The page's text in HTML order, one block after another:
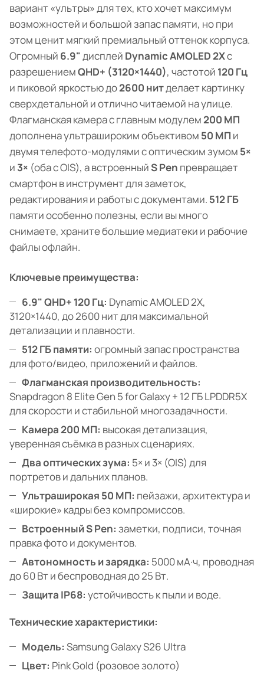
вариант «ультры» для тех, кто хочет максимум
возможностей и большой запас памяти, но при
этом ценит мягкий премиальный оттенок корпуса.
Огромный 6.9"дисплей Dynamic AMOLED 2Xс
разрешениемQHD+ (3120×1440), частотой 120 Гц
и пиковой яркостью до2600 нитделает картинку
сверхдетальной и отлично читаемой на улице.
Флагманская камера с главным модулем200 МП
дополнена ультрашироким объективом 50 МП и
двумя телефото-модулями с оптическим зумом 5×
и 3× (оба с OIS), а встроенныйS Pen превращает
смартфон в инструмент для заметок,
редактирования и работы с документами. 512 ГБ
памяти особенно полезны, если вы много
снимаете, храните большие медиатеки и рабочие
файлы офлайн.
Ключевые преимущества:
6.9" QHD+ 120 Гц: Dynamic AMOLED 2X,
3120×1440, до 2600 нит для максимальной
детализации и плавности.
512 ГБ памяти: огромный запас пространства
для фото/видео, приложений и файлов.
Флагманская производительность:
Snapdragon 8 Elite Gen 5 for Galaxy + 12 ГБ LPDDR5X
для скорости и стабильной многозадачности.
Камера 200 МП: высокая детализация,
уверенная съёмка в разных сценариях.
Два оптических зума: 5× и 3× (OIS) для
портретов и дальних планов.
Ультраширокая 50 МП: пейзажи, архитектура и
«широкие» кадры без компромиссов.
Встроенный S Pen: заметки, подписи, точная
правка фото и документов.
Автономность и зарядка: 5000 мА·ч, проводная
до 60 Вт и беспроводная до 25 Вт.
Защита IP68: устойчивость к пыли и воде.
Технические характеристики:
Модель: Samsung Galaxy S26 Ultra
Цвет: Pink Gold (розовое золото)